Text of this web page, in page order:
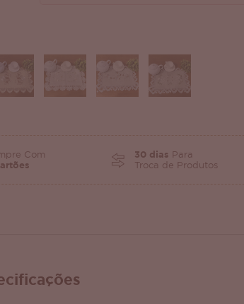
Com
30 dias Para
Troca de Produtos